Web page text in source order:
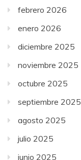
febrero 2026
enero 2026
diciembre 2025
noviembre 2025
octubre 2025
septiembre 2025
agosto 2025
julio 2025
junio 2025